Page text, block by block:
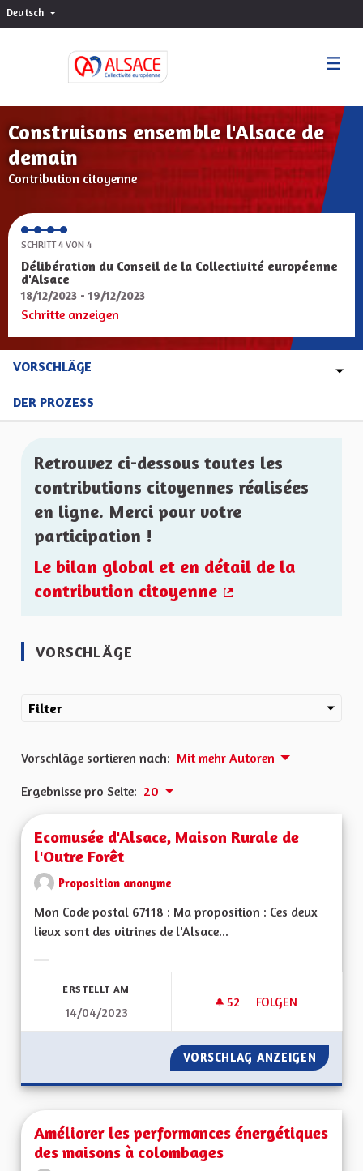
Deutsch Choisir la langue
Construisons ensemble l'Alsace de
demain
Contribution citoyenne
SCHRITT 4 VON 4
Délibération du Conseil de la Collectivité européenne
d'Alsace
18/12/2023 - 19/12/2023
Schritte anzeigen
VORSCHLÄGE
DER PROZESS
Retrouvez ci-dessous toutes les
contributions citoyennes réalisées
en ligne. Merci pour votre
participation !
Le bilan global et en détail de la
contribution citoyenne
VORSCHLÄGE
Filter
Vorschläge sortieren nach: Mit mehr Autoren
Ergebnisse pro Seite: 20
Ecomusée d'Alsace, Maison Rurale de
l'Outre Forêt
Proposition anonyme
Mon Code postal 67118 : Ma proposition : Ces deux
lieux sont des vitrines de l'Alsace...
ERSTELLT AM
14/04/2023
52 52 FOLLOWER
FOLGEN
ECOMUSÉE
VORSCHLAG ANZEIGEN
Améliorer les performances énergétiques
des maisons à colombages